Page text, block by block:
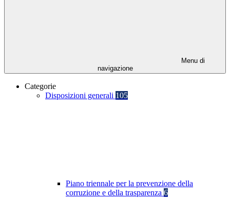
Menu di
navigazione
Categorie
Disposizioni generali 105
Piano triennale per la prevenzione della
corruzione e della trasparenza 6